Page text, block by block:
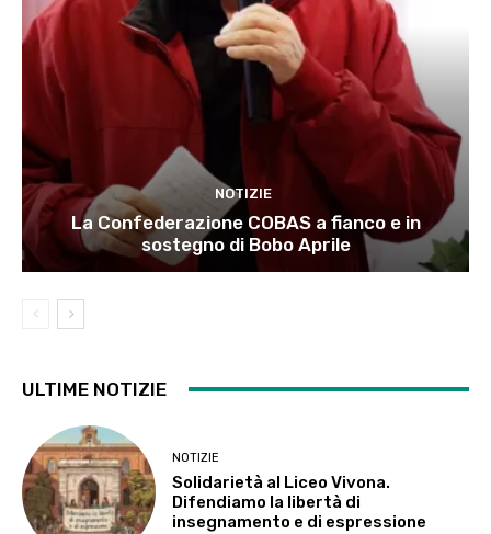
NOTIZIE
La Confederazione COBAS a fianco e in
sostegno di Bobo Aprile
ULTIME NOTIZIE
NOTIZIE
Solidarietà al Liceo Vivona.
Difendiamo la libertà di
insegnamento e di espressione